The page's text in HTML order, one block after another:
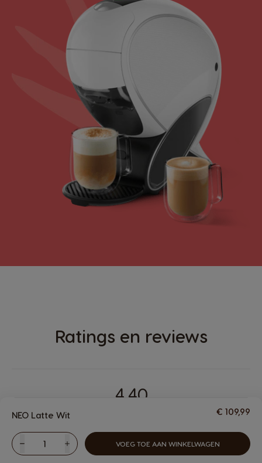
Ratings en reviews
4.40
DRANKEN
Machines MACHINES
ACCESSOIRES
NEO Latte Wit € 109,99
VerlagenHoeveelheidVerhogen
VOEG TOE AAN WINKELWAGEN